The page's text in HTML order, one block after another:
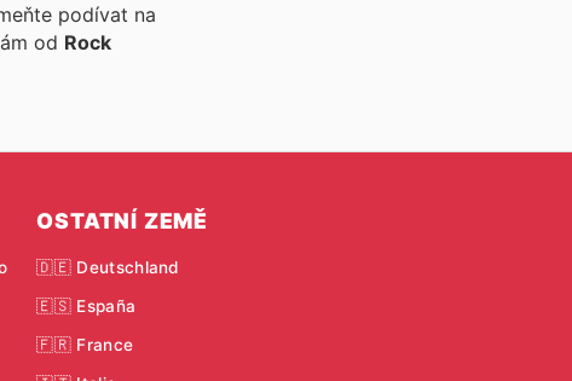
podívat na
od Rock
OSTATNÍ ZEMĚ
🇩🇪 Deutschland
🇪🇸 España
🇫🇷 France